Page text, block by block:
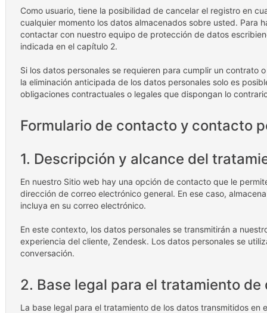
Como usuario, tiene la posibilidad de cancelar el registro en
cualquier momento los datos almacenados sobre usted. Para
contactar con nuestro equipo de protección de datos
indicada en el capítulo 2.
Si los datos personales se requieren para cumplir un contrato
la eliminación anticipada de los datos personales solo es
obligaciones contractuales o legales que dispongan lo
Formulario de contacto y contacto
1. Descripción y alcance del
En nuestro Sitio web hay una opción de contacto que le
dirección de correo electrónico general. En ese caso,
incluya en su correo electrónico.
En este contexto, los datos personales se transmitirán a
experiencia del cliente, Zendesk. Los datos personales se
conversación.
2. Base legal para el tratamiento de
La base legal para el tratamiento de los datos transmitidos en